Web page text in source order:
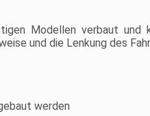
Modellen verbaut und
und die Lenkung des
werden